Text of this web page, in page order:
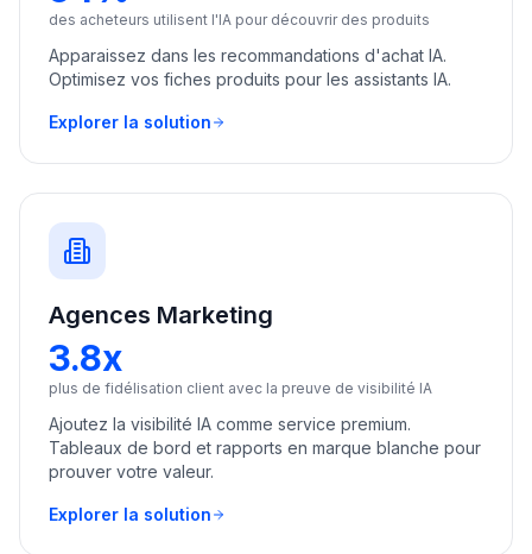
des acheteurs utilisent l'IA pour découvrir des produits
Apparaissez dans les recommandations d'achat IA.
Optimisez vos fiches produits pour les assistants IA.
Explorer la solution
Agences Marketing
3.8x
plus de fidélisation client avec la preuve de visibilité IA
Ajoutez la visibilité IA comme service premium.
Tableaux de bord et rapports en marque blanche pour
prouver votre valeur.
Explorer la solution